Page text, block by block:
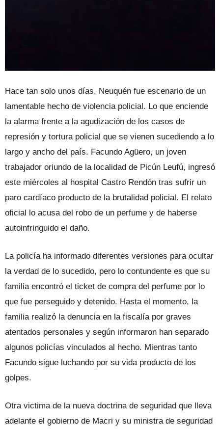
Hace tan solo unos días, Neuquén fue escenario de un
lamentable hecho de violencia policial. Lo que enciende
la alarma frente a la agudización de los casos de
represión y tortura policial que se vienen sucediendo a lo
largo y ancho del país. Facundo Agüero, un joven
trabajador oriundo de la localidad de Picún Leufú, ingresó
este miércoles al hospital Castro Rendón tras sufrir un
paro cardíaco producto de la brutalidad policial. El relato
oficial lo acusa del robo de un perfume y de haberse
autoinfringuido el daño.
La policía ha informado diferentes versiones para ocultar
la verdad de lo sucedido, pero lo contundente es que su
familia encontró el ticket de compra del perfume por lo
que fue perseguido y detenido. Hasta el momento, la
familia realizó la denuncia en la fiscalía por graves
atentados personales y según informaron han separado
algunos policías vinculados al hecho. Mientras tanto
Facundo sigue luchando por su vida producto de los
golpes.
Otra victima de la nueva doctrina de seguridad que lleva
adelante el gobierno de Macri y su ministra de seguridad